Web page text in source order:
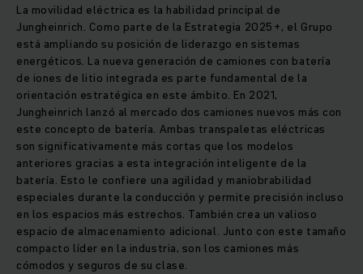
La movilidad eléctrica es la habilidad principal de
Jungheinrich. Como parte de la Estrategia 2025+, el Grupo
está ampliando su posición de liderazgo en sistemas
energéticos. La nueva generación de camiones con batería
de iones de litio integrada es parte fundamental de la
orientación estratégica en este ámbito. En 2021,
Jungheinrich lanzó al mercado dos camiones nuevos más con
este concepto de batería. Ambas transpaletas eléctricas
son significativamente más cortas que los modelos
anteriores gracias a esta integración inteligente de la
batería. Esto le confiere una agilidad y maniobrabilidad
especiales durante la conducción y permite precisión incluso
en los espacios más estrechos. También crea un valioso
espacio de almacenamiento adicional. Junto con este tamaño
compacto líder en la industria, son los camiones más
cómodos y seguros de su clase.